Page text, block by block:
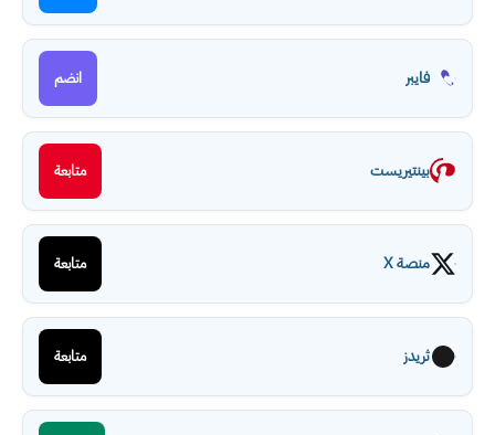
فايبر انضم
بينتيريست متابعة
منصة X متابعة
ثريدز متابعة